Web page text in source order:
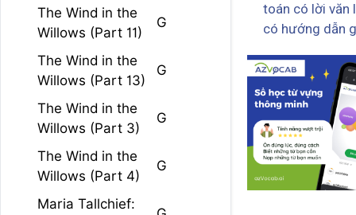
The Wind in the
Willows (Part 11)
G
The Wind in the
Willows (Part 13)
G
The Wind in the
Willows (Part 3)
G
The Wind in the
Willows (Part 4)
G
Maria Tallchief:
toán có lời văn
có hướng dẫn